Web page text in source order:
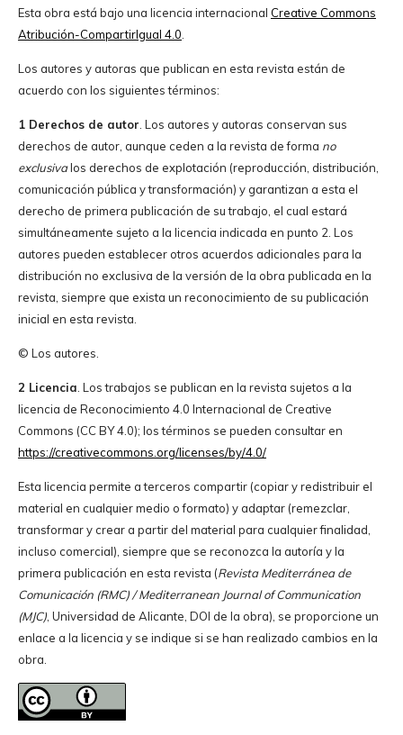
Esta obra está bajo una licencia internacional Creative Commons
Atribución-CompartirIgual 4.0
Los autores y autoras que publican en esta revista están de
acuerdo con los siguientes términos:
1 Derechos de autor . Los autores y autoras conservan sus
derechos de autor, aunque ceden a la revista de forma no
exclusivalos derechos de explotación (reproducción, distribución,
comunicación pública y transformación) y garantizan a esta el
derecho de primera publicación de su trabajo, el cual estará
simultáneamente sujeto a la licencia indicada en punto 2. Los
autores pueden establecer otros acuerdos adicionales para la
distribución no exclusiva de la versión de la obra publicada en la
revista, siempre que exista un reconocimiento de su publicación
inicial en esta revista.
© Los autores.
2 Licencia . Los trabajos se publican en la revista sujetos a la
licencia de Reconocimiento 4.0 Internacional de Creative
Commons (CC BY 4.0); los términos se pueden consultar en
https://creativecommons.org/licenses/by/4.0/
Esta licencia permite a terceros compartir (copiar y redistribuir el
material en cualquier medio o formato) y adaptar (remezclar,
transformar y crear a partir del material para cualquier finalidad,
incluso comercial), siempre que se reconozca la autoría y la
primera publicación en esta revista (Revista Mediterránea de
Comunicación (RMC) / Mediterranean Journal of Communication
(MJC), Universidad de Alicante, DOI de la obra), se proporcione un
enlace a la licencia y se indique si se han realizado cambios en la
obra.